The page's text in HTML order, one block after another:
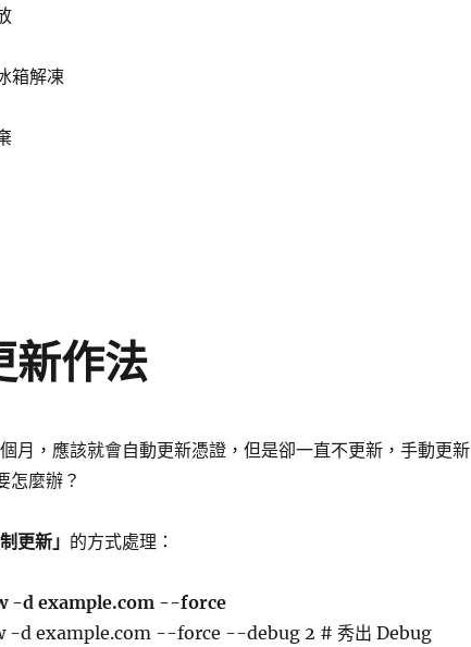
箱解凍
藏 的 食安注意事項〉
作法
月，應該就會自動更新憑證，但是卻一直不更新，手動更新
怎麼辦？
更新」 的方式處理：
-d example.com --force
-d example.com --force --debug 2 # 秀出 Debug